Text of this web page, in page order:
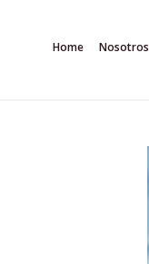
contenidoHome Nosotros